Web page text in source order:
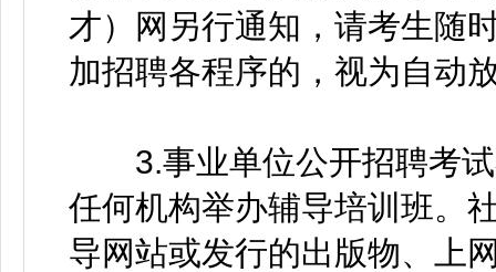
才）网另行通知，请考生随
加招聘各程序的，视为自动
3.事业单位公开招聘考试
任何机构举办辅导培训班。
导网站或发行的出版物、上